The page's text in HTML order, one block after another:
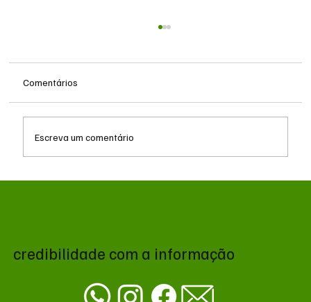
Comentários
Escreva um comentário
credibilidade com a informação